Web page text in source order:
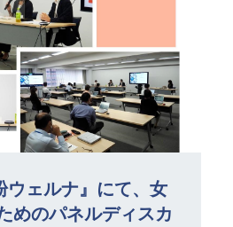
ウェルナ』にて、女
めのパネルディスカ